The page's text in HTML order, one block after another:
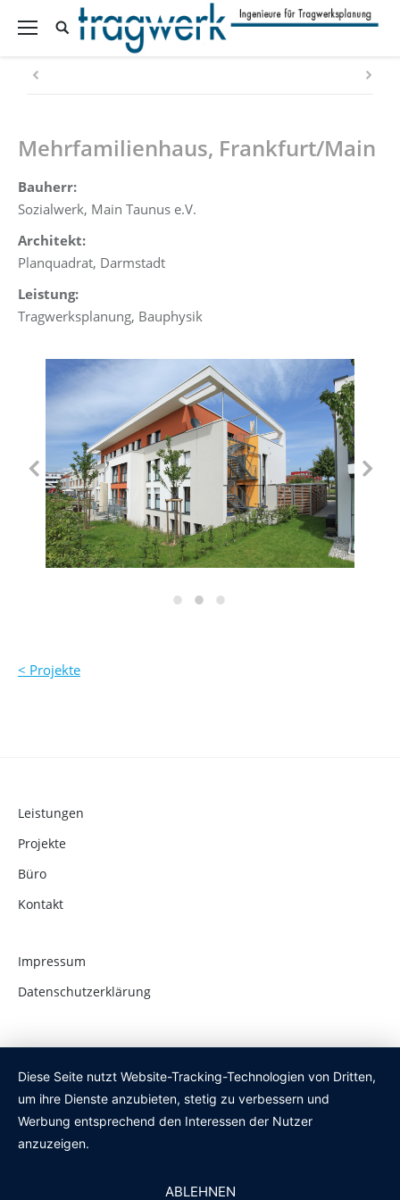
Mehrfamilienhaus, Frankfurt/Main
Bauherr:
Sozialwerk, Main Taunus e.V.
Architekt:
Planquadrat, Darmstadt
Leistung:
Tragwerksplanung, Bauphysik
< Projekte
Leistungen
Projekte
Büro
Kontakt
Impressum
Datenschutzerklärung
Diese Seite nutzt Website-Tracking-Technologien von Dritten,
um ihre Dienste anzubieten, stetig zu verbessern und
Werbung entsprechend den Interessen der Nutzer
anzuzeigen.
ABLEHNEN